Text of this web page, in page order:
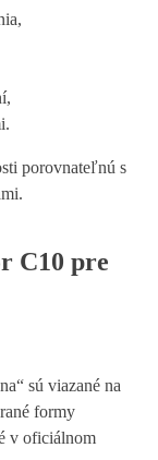
porovnateľnú s
C10 pre
sú viazané na
formy
v oficiálnom